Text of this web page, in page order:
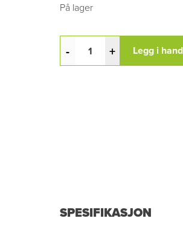
På lager
- + Legg i
SPESIFIKASJON